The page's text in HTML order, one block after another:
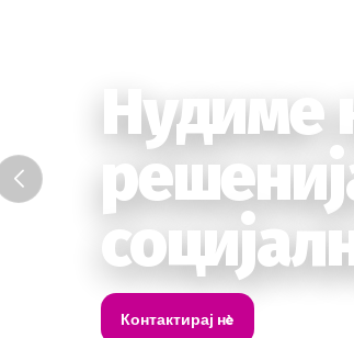
Твојот
Контактирај нè